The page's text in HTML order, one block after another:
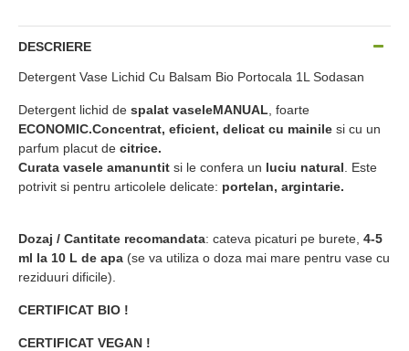
DESCRIERE
Detergent Vase Lichid Cu Balsam Bio Portocala 1L Sodasan
Detergent lichid de spalat vaseleMANUAL , foarte
ECONOMIC.Concentrat, eficient, delicat cu mainile si cu un
parfum placut de citrice.
Curata vasele amanuntit si le confera un luciu natural . Este
potrivit si pentru articolele delicate: portelan, argintarie.
Dozaj / Cantitate recomandata: cateva picaturi pe burete, 4-5
ml la 10 L de apa (se va utiliza o doza mai mare pentru vase cu
reziduuri dificile).
CERTIFICAT BIO !
CERTIFICAT VEGAN !